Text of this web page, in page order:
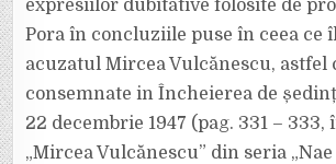
expresiilor dubitative folosite de
Pora în concluziile puse în ceea ce
acuzatul Mircea Vulcănescu, astfel
consemnate in Încheierea de
22 decembrie 1947 (pag. 331 – 333,
„Mircea Vulcănescu” din seria